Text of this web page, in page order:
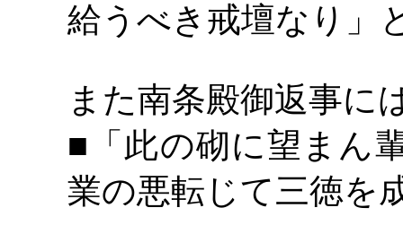
給うべき戒壇なり」
また南条殿御返事に
■「此の砌に望まん
業の悪転じて三徳を